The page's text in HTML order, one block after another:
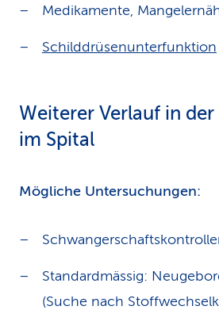
Medikamente,
Schilddrüsenunterfunktion
Weiterer Verlauf in
im Spital
Mögliche Untersuchungen:
Standardmässig:
(Suche nach